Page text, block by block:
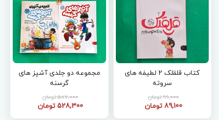
کتاب قلقلک 2 لطیفه های
سروته
99,000 تومان
89,100 تومان
مجموعه دو جلدی آشپز های
گرسنه
587,000 تومان
528,300 تومان